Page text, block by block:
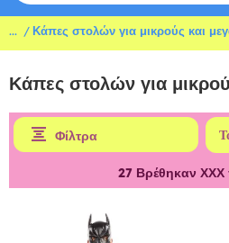
... Κάπες στολών για μικρούς και
Κάπες στολών για
Φίλτρα
27 Βρέθηκαν ΧΧΧ